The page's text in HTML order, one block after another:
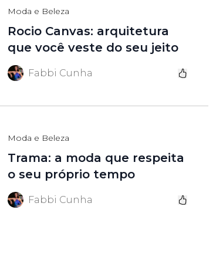
Moda e Beleza
Rocio Canvas: arquitetura
que você veste do seu jeito
Fabbi Cunha
Moda e Beleza
Trama: a moda que respeita
o seu próprio tempo
Fabbi Cunha